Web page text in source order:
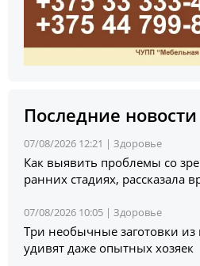
Последние новости
07/08/2026 12:21 | Здоровье
Как выявить проблемы со
ранних стадиях, рассказала
07/08/2026 10:05 | Здоровье
Три необычные заготовки из
удивят даже опытных хозяек